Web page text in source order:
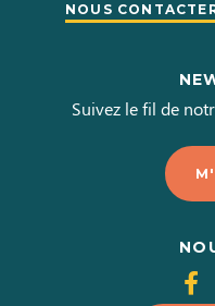
NOUS
Suivez le fil de